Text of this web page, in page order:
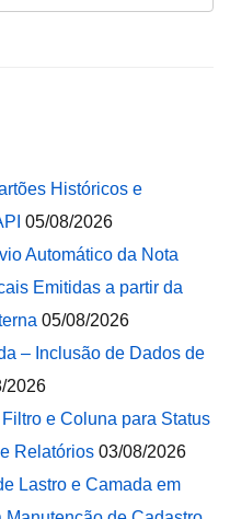
Históricos e
05/08/2026
Automático da Nota
Emitidas a partir da
05/08/2026
– Inclusão de Dados de
2026
e Coluna para Status
Relatórios 03/08/2026
Lastro e Camada em